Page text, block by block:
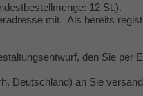
12 St.).
mit. Als bereits
den Sie per
Deutschland) an Sie